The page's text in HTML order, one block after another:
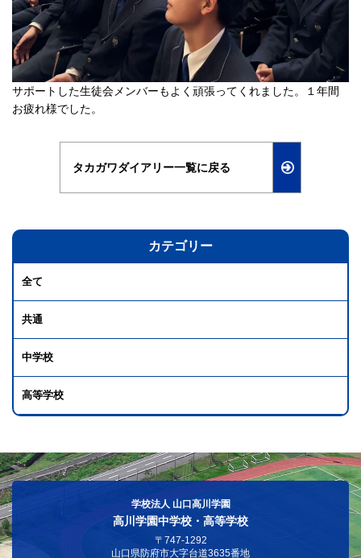
サポートした生徒会メンバーもよく頑張ってくれました。１年間
お疲れ様でした。
タカガワダイアリー一覧に戻る
カテゴリー
全て
共通
中学校
高等学校
学校法人 山口高川学園
高川学園中学校・高等学校
〒747-1292
山口県防府市大字台道3635番地